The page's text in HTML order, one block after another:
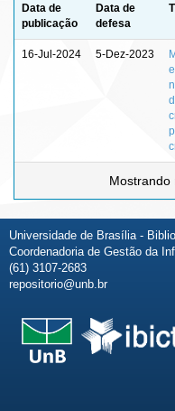
Data de
publicação
Data de
defesa
16-Jul-2024 5-Dez-2023
Mostrando
Universidade de Brasília -
Coordenadoria de Gestão da
(61) 3107-2683
repositorio@unb.br